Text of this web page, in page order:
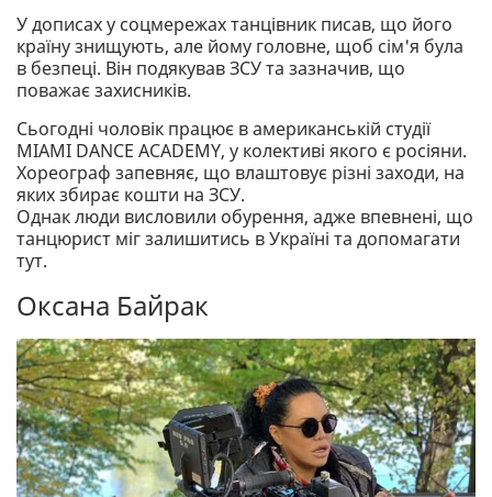
У дописах у соцмережах танцівник писав, що його
країну знищують, але йому головне, щоб сім'я була
в безпеці. Він подякував ЗСУ та зазначив, що
поважає захисників.
Сьогодні чоловік працює в американській студії
MIAMI DANCE ACADEMY, у колективі якого є росіяни.
Хореограф запевняє, що влаштовує різні заходи, на
яких збирає кошти на ЗСУ.
Однак люди висловили обурення, адже впевнені, що
танцюрист міг залишитись в Україні та допомагати
тут.
Оксана Байрак